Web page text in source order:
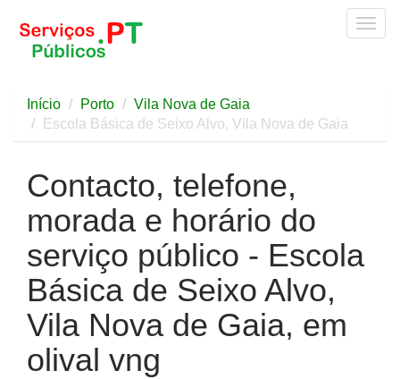
Início Porto
Vila Nova de Gaia
Escola Básica de Seixo Alvo, Vila Nova de Gaia
Contacto, telefone,
morada e horário do
serviço público - Escola
Básica de Seixo Alvo,
Vila Nova de Gaia, em
olival vng